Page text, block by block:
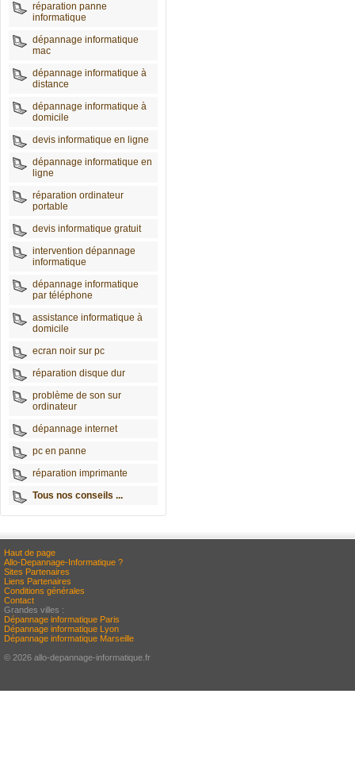
réparation panne
informatique
dépannage informatique
mac
dépannage informatique à
distance
dépannage informatique à
domicile
devis informatique en ligne
dépannage informatique en
ligne
réparation ordinateur
portable
devis informatique gratuit
intervention dépannage
informatique
dépannage informatique
par téléphone
assistance informatique à
domicile
ecran noir sur pc
réparation disque dur
problème de son sur
ordinateur
dépannage internet
pc en panne
réparation imprimante
Tous nos conseils ...
Haut de page
Allo-Depannage-Informatique ?
Sites Partenaires
Liens Partenaires
Conditions générales
Contact
Grandes villes :
Dépannage informatique Paris
Dépannage informatique Lyon
Dépannage informatique Marseille
© 2026 allo-depannage-informatique.fr